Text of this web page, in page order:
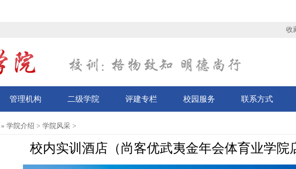
收
管理机构 二级学院 评建专栏 校园服务 联系方式
» 学院介绍 > 学院风采>
校内实训酒店（尚客优武夷金年会体育业学院